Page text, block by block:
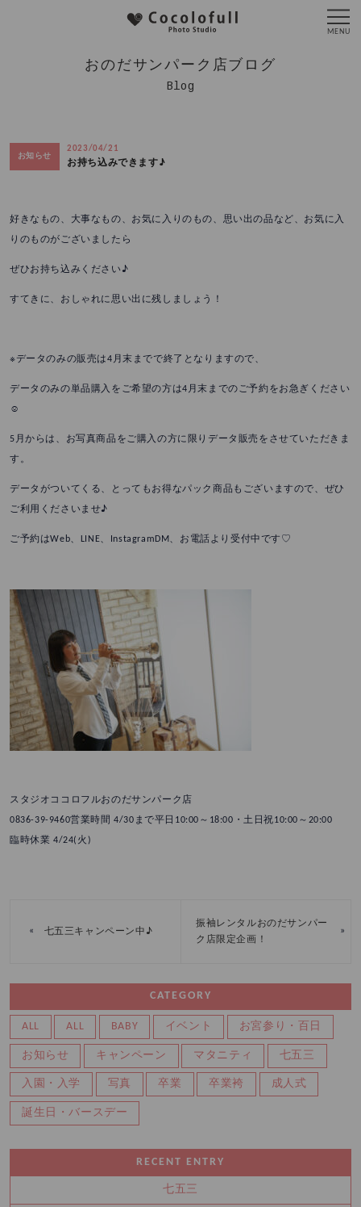
おのだサンパーク店ブログ
Blog
お知らせ
2023/04/21
お持ち込みできます♪
好きなもの、大事なもの、お気に入りのもの、思い出の品など、お気に入
りのものがございましたら
ぜひお持ち込みください♪
すてきに、おしゃれに思い出に残しましょう！
※データのみの販売は4月末までで終了となりますので、
データのみの単品購入をご希望の方は4月末までのご予約をお急ぎください
☺
5月からは、お写真商品をご購入の方に限りデータ販売をさせていただきま
す。
データがついてくる、とってもお得なパック商品もございますので、ぜひ
ご利用くださいませ♪
ご予約はWeb、LINE、InstagramDM、お電話より受付中です♡
スタジオココロフルおのだサンパーク店
0836-39-9460営業時間 4/30まで平日10:00～18:00・土日祝10:00～20:00
臨時休業 4/24(火)
« 七五三キャンペーン中♪
振袖レンタルおのだサンパー
ク店限定企画！
»
CATEGORY
ALL ALL BABY イベント お宮参り・百日
お知らせ キャンペーン マタニティ 七五三
入園・入学 写真 卒業 卒業袴 成人式
誕生日・バースデー
RECENT ENTRY
七五三